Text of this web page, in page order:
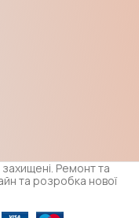
захищені. Ремонт та
та розробка нової